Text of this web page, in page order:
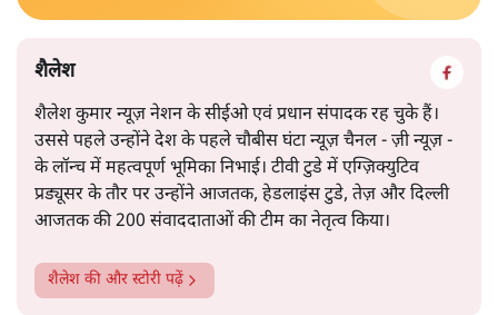
शैलेश
शैलेश कुमार न्यूज़ नेशन के सीईओ एवं प्रधान संपादक रह चुके हैं।
उससे पहले उन्होंने देश के पहले चौबीस घंटा न्यूज़ चैनल - ज़ी न्यूज़ -
के लॉन्च में महत्वपूर्ण भूमिका निभाई। टीवी टुडे में एग्ज़िक्युटिव
प्रड्यूसर के तौर पर उन्होंने आजतक, हेडलाइंस टुडे, तेज़ और दिल्ली
आजतक की 200 संवाददाताओं की टीम का नेतृत्व किया।
शैलेश की और स्टोरी पढ़ें